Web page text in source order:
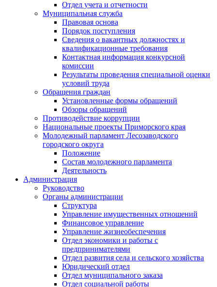
Отдел учета и отчетности
Муниципальная служба
Правовая основа
Порядок поступления
Сведения о вакантных должностях и
квалификационные требования
Контактная информация конкурсной
комиссии
Результаты проведения специальной оценки
условий труда
Обращения граждан
Установленные формы обращений
Обзоры обращений
Противодействие коррупции
Национальные проекты Приморского края
Молодежный парламент Лесозаводского
городского округа
Положение
Состав молодежного парламента
Деятельность
Администрация
Руководство
Органы администрации
Структура
Управление имущественных отношений
Финансовое управление
Управление жизнеобеспечения
Отдел экономики и работы с
предпринимателями
Отдел развития села и сельского хозяйства
Юридический отдел
Отдел муниципального заказа
Отдел социальной работы